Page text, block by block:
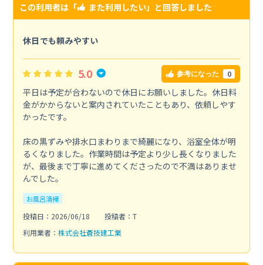
この利用者は「 また利用したい」と回答しました
休日でも頼みやすい
5.0 参考になった 0
平日は予定が合わないので休日にお願いしました。休日料
金がかからないと案内されていたこともあり、依頼しやす
かったです。
床の黒ずみや排水口まわりまで綺麗になり、浴室全体が明
るくなりました。作業時間は予定より少し長くなりました
が、最後まで丁寧に進めてくださったので不満はありませ
んでした。
お風呂清掃
投稿日：2026/06/18
投稿者：T
利用業者： 株式会社蒼技建工業